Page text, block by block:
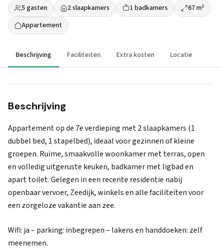
5 gasten 2 slaapkamers 1 badkamers
67 m²
Appartement
Beschrijving Faciliteiten Extra kosten Locatie
Beschrijving
Appartement op de 7e verdieping met 2 slaapkamers (1
dubbel bed, 1 stapelbed), ideaal voor gezinnen of kleine
groepen. Ruime, smaakvolle woonkamer met terras, open
en volledig uitgeruste keuken, badkamer met ligbad en
apart toilet. Gelegen in een recente residentie nabij
openbaar vervoer, Zeedijk, winkels en alle faciliteiten voor
een zorgeloze vakantie aan zee.
Wifi: ja – parking: inbegrepen – lakens en handdoeken: zelf
meenemen.